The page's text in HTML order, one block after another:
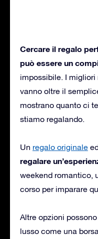
Cercare il regalo
può essere un
impossibile. I
vanno oltre il
mostrano quanto ci
stiamo regalando.
Un regalo originale
regalare
weekend romantico,
corso per imparare
Altre opzioni
lusso come una